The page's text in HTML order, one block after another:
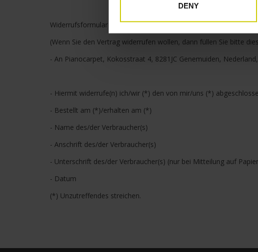
DENY
Widerrufsformular
(Wenn Sie den Vertrag widerrufen wollen, dann füllen Sie bitte
- An Pianocarpet, Kokosstraat 4, 8281JC Genemuiden, Nederland,
- Hiermit widerrufe(n) ich/wir (*) den von mir/uns (*)
- Bestellt am (*)/erhalten am (*)
- Name des/der Verbraucher(s)
- Anschrift des/der Verbraucher(s)
- Unterschrift des/der Verbraucher(s) (nur bei Mitteilung auf
- Datum
(*) Unzutreffendes streichen.